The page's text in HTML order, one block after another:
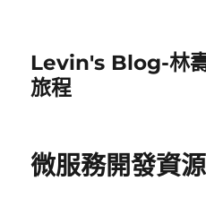
Levin's Blog-林
旅程
微服務開發資源